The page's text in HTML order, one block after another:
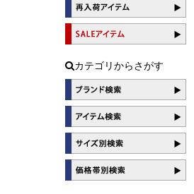
カテゴリからさがす